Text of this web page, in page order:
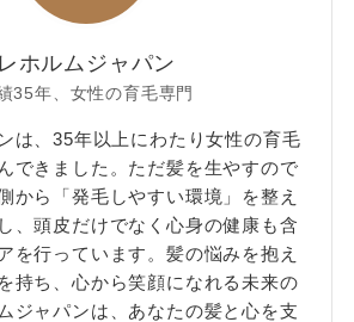
レホルムジャパン
35年、女性の育毛専門
は、35年以上にわたり女性の育毛
できました。ただ髪を生やすので
から「発毛しやすい環境」を整え
、頭皮だけでなく心身の健康も含
を行っています。髪の悩みを抱え
持ち、心から笑顔になれる未来の
ジャパンは、あなたの髪と心を支